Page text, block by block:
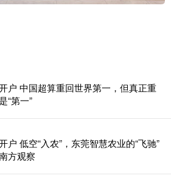
户 中国超算重回世界第一，但真正重
“第一”
户 低空“入农”，东莞智慧农业的“飞驰”
方观察